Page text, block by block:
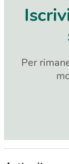
Per